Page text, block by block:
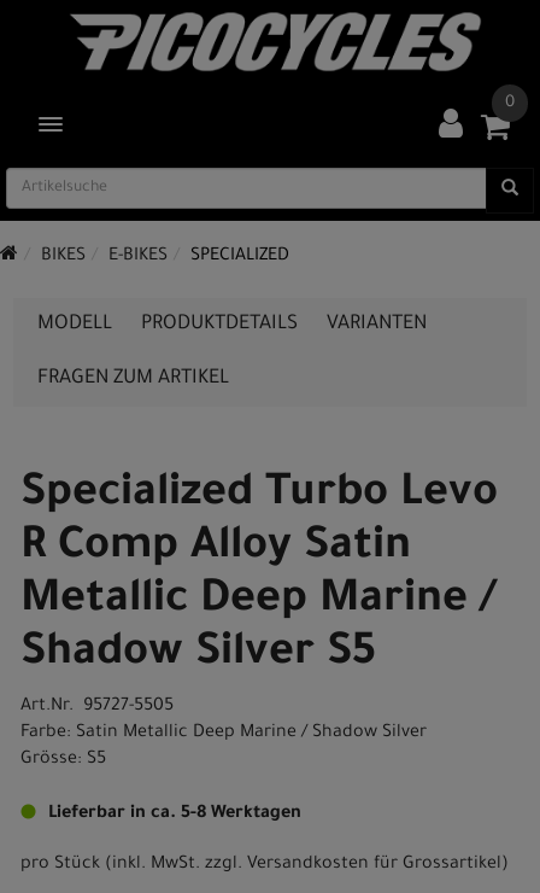
TOGGLE NAVIGATION
0
BIKES E-BIKES SPECIALIZED
MODELL PRODUKTDETAILS VARIANTEN
FRAGEN ZUM ARTIKEL
Specialized Turbo Levo
R Comp Alloy Satin
Metallic Deep Marine /
Shadow Silver S5
Art.Nr. 95727-5505
Farbe: Satin Metallic Deep Marine / Shadow Silver
Grösse: S5
Lieferbar in ca. 5-8 Werktagen
pro Stück (inkl. MwSt. zzgl. Versandkosten für Grossartikel)